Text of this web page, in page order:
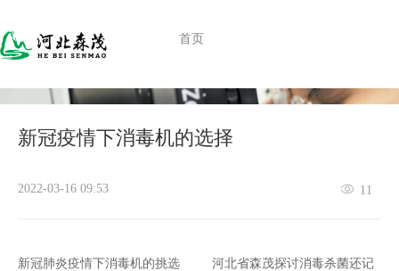
首页
​新冠疫情下消毒机的选择
2022-03-16 09:53 11
新冠肺炎疫情下消毒机的挑选 河北省森茂探讨消毒杀菌还记